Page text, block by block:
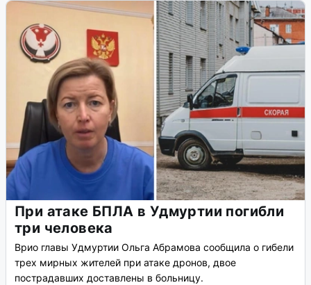
При атаке БПЛА в Удмуртии погибли
три человека
Врио главы Удмуртии Ольга Абрамова сообщила о гибели
трех мирных жителей при атаке дронов, двое
пострадавших доставлены в больницу.